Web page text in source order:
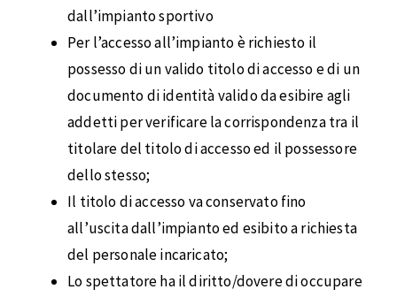
dall’impianto sportivo
Per l’accesso all’impianto è richiesto il
possesso di un valido titolo di accesso e di un
documento di identità valido da esibire agli
addetti per verificare la corrispondenza tra il
titolare del titolo di accesso ed il possessore
dello stesso;
Il titolo di accesso va conservato fino
all’uscita dall’impianto ed esibito a richiesta
del personale incaricato;
Lo spettatore ha il diritto/dovere di occupare